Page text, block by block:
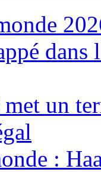
dans
un
: